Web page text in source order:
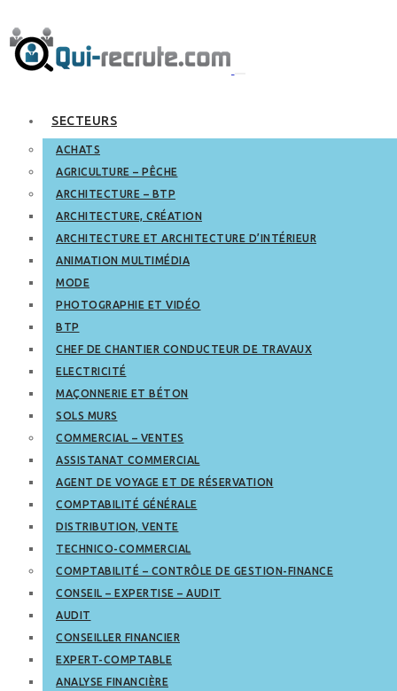
SECTEURS
ACHATS
AGRICULTURE – PÊCHE
ARCHITECTURE – BTP
ARCHITECTURE, CRÉATION
ARCHITECTURE ET ARCHITECTURE D’INTÉRIEUR
ANIMATION MULTIMÉDIA
MODE
PHOTOGRAPHIE ET VIDÉO
BTP
CHEF DE CHANTIER CONDUCTEUR DE TRAVAUX
ELECTRICITÉ
MAÇONNERIE ET BÉTON
SOLS MURS
COMMERCIAL – VENTES
ASSISTANAT COMMERCIAL
AGENT DE VOYAGE ET DE RÉSERVATION
COMPTABILITÉ GÉNÉRALE
DISTRIBUTION, VENTE
TECHNICO-COMMERCIAL
COMPTABILITÉ – CONTRÔLE DE GESTION-FINANCE
CONSEIL – EXPERTISE – AUDIT
AUDIT
CONSEILLER FINANCIER
EXPERT-COMPTABLE
ANALYSE FINANCIÈRE